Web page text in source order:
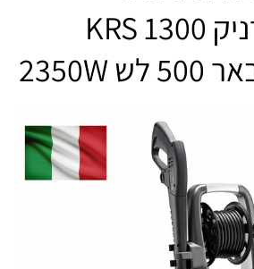
חשמלית גרניק KRS 1300